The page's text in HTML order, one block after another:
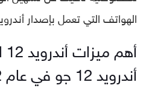
الهواتف التي تعمل بإصدار
أندرويد 12 جو في عام 2022